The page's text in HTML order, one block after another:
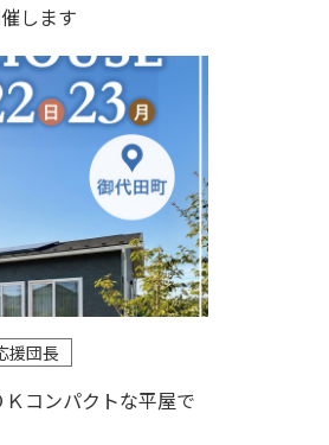
します
援団長
Ｋコンパクトな平屋で